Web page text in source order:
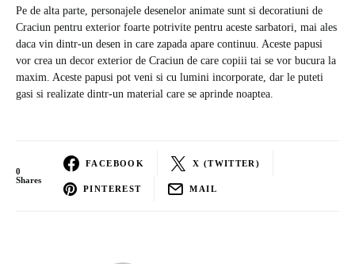
Pe de alta parte, personajele desenelor animate sunt si decoratiuni de
Craciun pentru exterior foarte potrivite pentru aceste sarbatori, mai ales
daca vin dintr-un desen in care zapada apare continuu. Aceste papusi
vor crea un decor exterior de Craciun de care copiii tai se vor bucura la
maxim. Aceste papusi pot veni si cu lumini incorporate, dar le puteti
gasi si realizate dintr-un material care se aprinde noaptea.
0
Shares
FACEBOOK X (TWITTER)
PINTEREST MAIL